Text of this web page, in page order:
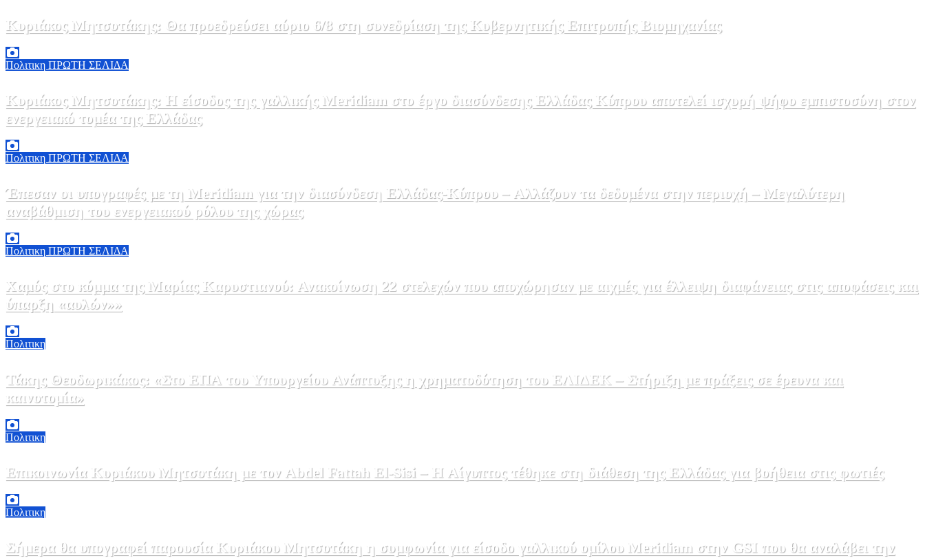
Κυριάκος Μητσοτάκης: Θα προεδρεύσει αύριο 6/8 στη συνεδρίαση της Κυβερνητικής Επιτροπής Βιομηχανίας
Πολιτικη ΠΡΩΤΗ ΣΕΛΙΔΑ
Κυριάκος Μητσοτάκης: Η είσοδος της γαλλικής Meridiam στο έργο διασύνδεσης Ελλάδας Κύπρου αποτελεί ισχυρή ψήφο εμπιστοσύνη στον
ενεργειακό τομέα της Ελλάδας
Πολιτικη ΠΡΩΤΗ ΣΕΛΙΔΑ
Έπεσαν οι υπογραφές με τη Meridiam για την διασύνδεση Ελλάδας-Κύπρου – Αλλάζουν τα δεδομένα στην περιοχή – Μεγαλύτερη
αναβάθμιση του ενεργειακού ρόλου της χώρας
Πολιτικη ΠΡΩΤΗ ΣΕΛΙΔΑ
Χαμός στο κόμμα της Μαρίας Καρυστιανού: Ανακοίνωση 22 στελεχών που αποχώρησαν με αιχμές για έλλειψη διαφάνειας στις αποφάσεις και
ύπαρξη «αυλών»»
Πολιτικη
Τάκης Θεοδωρικάκος: «Στο ΕΠΑ του Υπουργείου Ανάπτυξης η χρηματοδότηση του ΕΛΙΔΕΚ – Στήριξη με πράξεις σε έρευνα και
καινοτομία»
Πολιτικη
Επικοινωνία Κυριάκου Μητσοτάκη με τον Abdel Fattah El-Sisi – Η Αίγυπτος τέθηκε στη διάθεση της Ελλάδας για βοήθεια στις φωτιές
Πολιτικη
Σήμερα θα υπογραφεί παρουσία Κυριάκου Μητσοτάκη η συμφωνία για είσοδο γαλλικού ομίλου Meridiam στην GSI που θα αναλάβει την